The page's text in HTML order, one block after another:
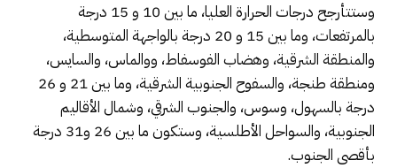
وستتأرجح درجات الحرارة العليا، ما بين 10 و 15 درجة
بالمرتفعات، وما بين 15 و 20 درجة بالواجهة المتوسطية،
والمنطقة الشرقية، وهضاب الفوسفاط، ووالماس، والسايس،
ومنطقة طنجة، والسفوح الجنوبية الشرقية، وما بين 21 و 26
درجة بالسهول، وسوس، والجنوب الشرقي، وشمال الأقاليم
الجنوبية، والسواحل الأطلسية، وستكون ما بين 26 و31 درجة
بأقصى الجنوب.